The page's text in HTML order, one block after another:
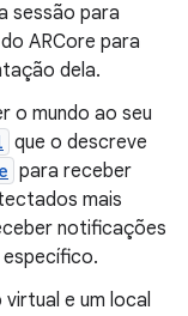
sessão para
ARCore para
dela.
o mundo ao seu
que o descreve
para receber
mais
notificações
específico.
virtual e um local